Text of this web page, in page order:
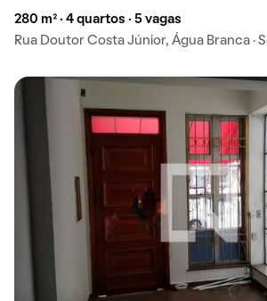
280 m² · 4 quartos · 5 vagas
Rua Doutor Costa Júnior, Água Branca ·